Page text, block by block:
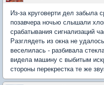
Из-за круговерти дел забыла
позавчера ночью слышали
срабатывания сигнализаций
Разглядеть из окна не
веселилась - разбивала
видела машину с выбитым
стороны перекрестка те же